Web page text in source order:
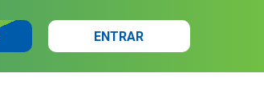
ENTRAR